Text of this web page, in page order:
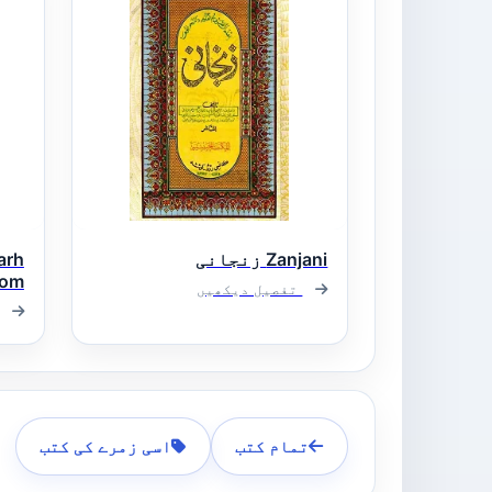
Zanjani زنجانی
تفصیل دیکھیں
تمام کتب اسی زمرے کی کتب